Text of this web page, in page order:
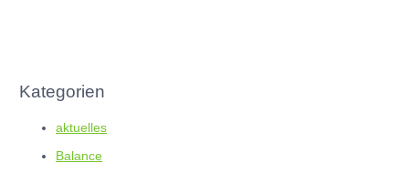
Kategorien
aktuelles
Balance